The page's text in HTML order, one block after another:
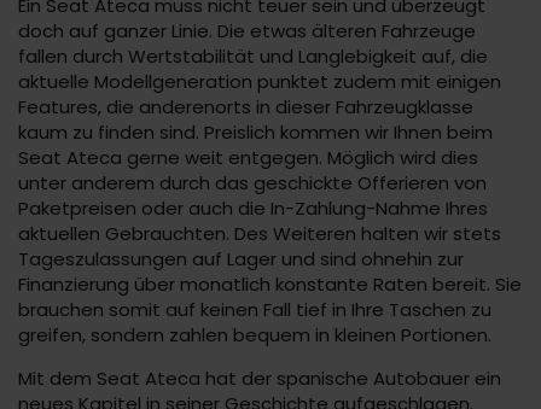
doch auf ganzer Linie. Die etwas älteren Fahrzeuge
fallen durch Wertstabilität und Langlebigkeit auf, die
aktuelle Modellgeneration punktet zudem mit einigen
Features, die anderenorts in dieser Fahrzeugklasse
kaum zu finden sind. Preislich kommen wir Ihnen beim
Seat Ateca gerne weit entgegen. Möglich wird dies
unter anderem durch das geschickte Offerieren von
Paketpreisen oder auch die In-Zahlung-Nahme Ihres
aktuellen Gebrauchten. Des Weiteren halten wir stets
Tageszulassungen auf Lager und sind ohnehin zur
Finanzierung über monatlich konstante Raten bereit. Sie
brauchen somit auf keinen Fall tief in Ihre Taschen zu
greifen, sondern zahlen bequem in kleinen Portionen.
Mit dem Seat Ateca hat der spanische Autobauer ein
neues Kapitel in seiner Geschichte aufgeschlagen.